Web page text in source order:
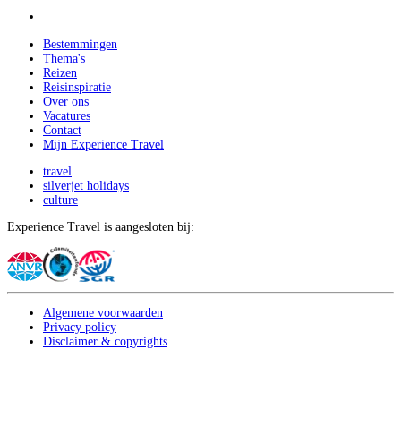
Bestemmingen
Thema's
Reizen
Reisinspiratie
Over ons
Vacatures
Contact
Mijn Experience Travel
travel
silverjet holidays
culture
Experience Travel is aangesloten bij:
Algemene voorwaarden
Privacy policy
Disclaimer & copyrights